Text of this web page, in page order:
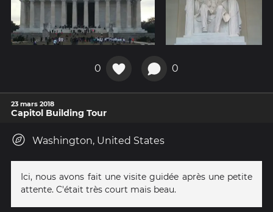
0 0
23 mars 2018
Capitol Building Tour
Washington, United States
Ici, nous avons fait une visite guidée après une petite
attente. C'était très court mais beau.